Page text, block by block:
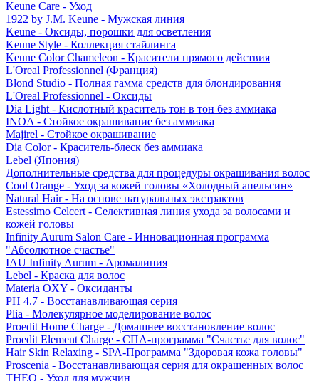
Keune Care - Уход
1922 by J.M. Keune - Мужская линия
Keune - Оксиды, порошки для осветления
Keune Style - Коллекция стайлинга
Keune Color Chameleon - Красители прямого действия
L'Oreal Professionnel (Франция)
Blond Studio - Полная гамма средств для блондирования
L'Oreal Professionnel - Оксиды
Dia Light - Кислотный краситель тон в тон без аммиака
INOA - Стойкое окрашивание без аммиака
Majirel - Стойкое окрашивание
Dia Color - Краситель-блеск без аммиака
Lebel (Япония)
Дополнительные средства для процедуры окрашивания волос
Cool Orange - Уход за кожей головы «Холодный апельсин»
Natural Hair - На основе натуральных экстрактов
Estessimo Celcert - Селективная линия ухода за волосами и
кожей головы
Infinity Aurum Salon Care - Инновационная программа
"Абсолютное счастье"
IAU Infinity Aurum - Аромалиния
Lebel - Краска для волос
Materia OXY - Оксиданты
PH 4.7 - Восстанавливающая серия
Plia - Молекулярное моделирование волос
Proedit Home Charge - Домашнее восстановление волос
Proedit Element Charge - СПА-программа "Счастье для волос"
Hair Skin Relaxing - SPA-Программа "Здоровая кожа головы"
Proscenia - Восстанавливающая серия для окрашенных волос
THEO - Уход для мужчин